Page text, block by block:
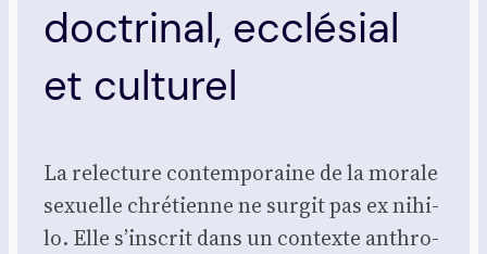
doctrinal, ecclésial
et culturel
La relec­ture contem­po­raine de la morale
sexuelle chré­tienne ne sur­git pas ex nihi­
lo. Elle s’inscrit dans un contexte anthro­